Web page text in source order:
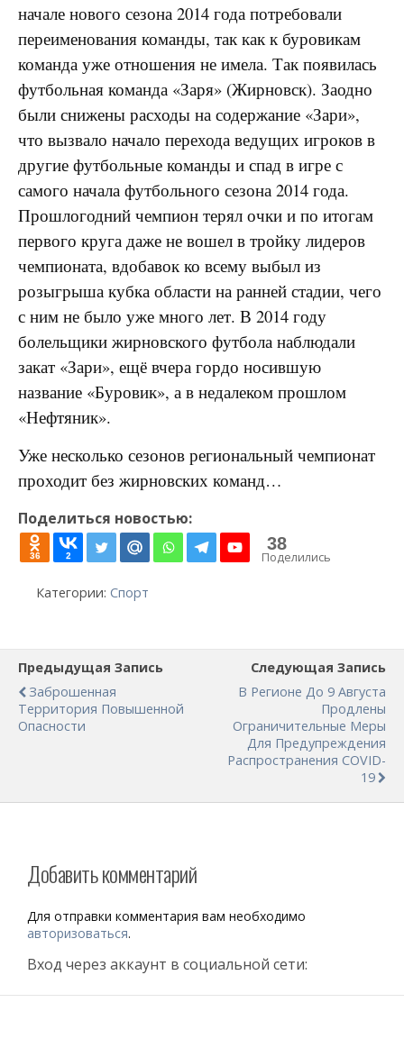
начале нового сезона 2014 года потребовали
переименования команды, так как к буровикам
команда уже отношения не имела. Так появилась
футбольная команда «Заря» (Жирновск). Заодно
были снижены расходы на содержание «Зари»,
что вызвало начало перехода ведущих игроков в
другие футбольные команды и спад в игре с
самого начала футбольного сезона 2014 года.
Прошлогодний чемпион терял очки и по итогам
первого круга даже не вошел в тройку лидеров
чемпионата, вдобавок ко всему выбыл из
розыгрыша кубка области на ранней стадии, чего
с ним не было уже много лет. В 2014 году
болельщики жирновского футбола наблюдали
закат «Зари», ещё вчера гордо носившую
название «Буровик», а в недалеком прошлом
«Нефтяник».
Уже несколько сезонов региональный чемпионат
проходит без жирновских команд…
Поделиться новостью:
36 2
38
Поделились
Категории: Спорт
Предыдущая Запись
Заброшенная
Территория Повышенной
Опасности
Следующая Запись
В Регионе До 9 Августа
Продлены
Ограничительные Меры
Для Предупреждения
Распространения COVID-
19
Добавить комментарий
Для отправки комментария вам необходимо
авторизоваться.
Вход через аккаунт в социальной сети: